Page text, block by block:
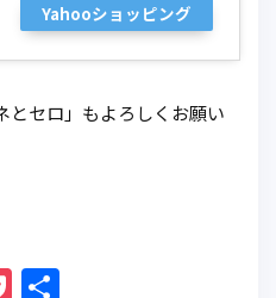
Yahooショッピング
セロ」もよろしくお願い